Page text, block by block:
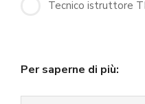
Tecnico istruttore
Per saperne di più: